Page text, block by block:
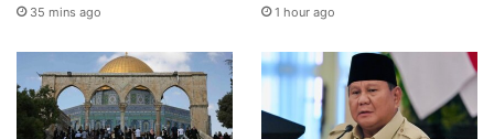
35 mins ago 1 hour ago